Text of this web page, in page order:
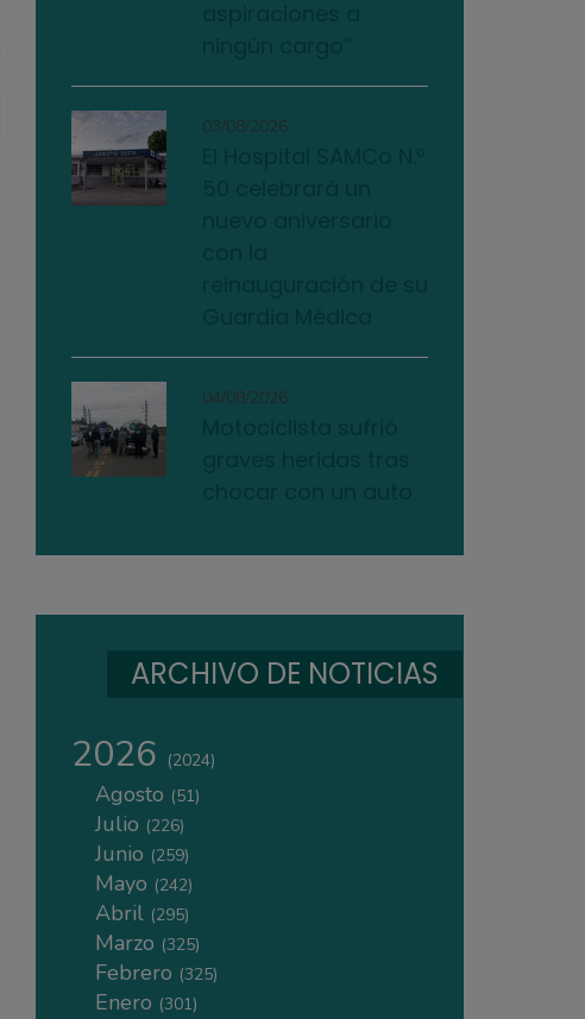
03/08/2026
04/08/2026
ARCHIVO DE NOTICIAS
2026 (2024)
Agosto (51)
Julio (226)
Junio (259)
Mayo (242)
Abril (295)
Marzo (325)
Febrero (325)
Enero (301)